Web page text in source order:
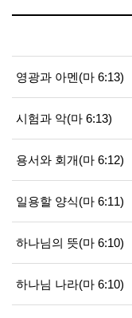
영광과 아멘(마 6:13)
시험과 악(마 6:13)
용서와 회개(마 6:12)
일용할 양식(마 6:11)
하나님의 뜻(마 6:10)
하나님 나라(마 6:10)